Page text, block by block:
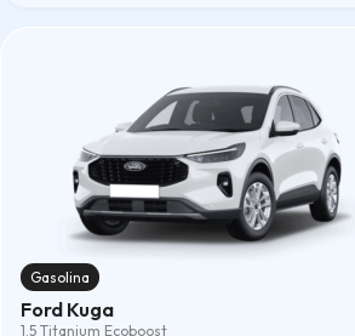
Gasolina
Ford Kuga
1.5 Titanium Ecoboost